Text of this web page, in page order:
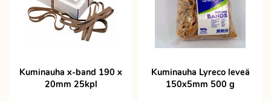
Kuminauha x-band 190 x
20mm 25kpl
Kuminauha Lyreco leveä
150x5mm 500 g